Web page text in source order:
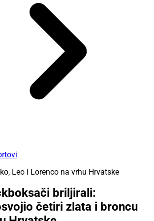
Leo i Lorenco na vrhu Hrvatske
briljirali:
četiri zlata i broncu